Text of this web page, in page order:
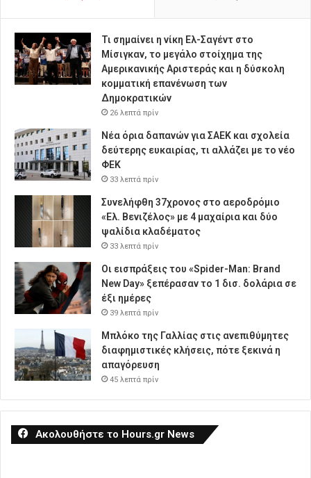
Τι σημαίνει η νίκη Ελ-Σαγέντ στο
Μίσιγκαν, το μεγάλο στοίχημα της
Aμερικανικής Αριστεράς και η δύσκολη
κομματική επανένωση των
Δημοκρατικών
26 λεπτά πρίν
Νέα όρια δαπανών για ΣΑΕΚ και σχολεία
δεύτερης ευκαιρίας, τι αλλάζει με το νέο
ΦΕΚ
33 λεπτά πρίν
Συνελήφθη 37χρονος στο αεροδρόμιο
«Ελ. Βενιζέλος» με 4 μαχαίρια και δύο
ψαλίδια κλαδέματος
33 λεπτά πρίν
Οι εισπράξεις του «Spider-Man: Brand
New Day» ξεπέρασαν το 1 δισ. δολάρια σε
έξι ημέρες
39 λεπτά πρίν
Μπλόκο της Γαλλίας στις ανεπιθύμητες
διαφημιστικές κλήσεις, πότε ξεκινά η
απαγόρευση
45 λεπτά πρίν
Ακολουθήστε το Hours.gr News